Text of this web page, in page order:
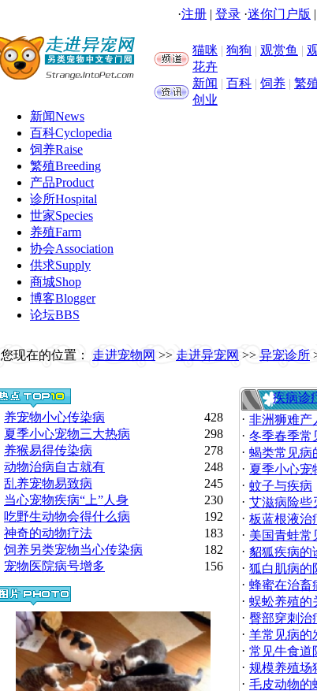
·注册 | 登录 ·迷你门户版 |
猫咪 | 狗狗 | 观赏鱼 |
花卉
新闻 | 百科 | 饲养 | 繁
创业
新闻News
百科Cyclopedia
饲养Raise
繁殖Breeding
产品Product
诊所Hospital
世家Species
养殖Farm
协会Association
供求Supply
商城Shop
博客Blogger
论坛BBS
您现在的位置： 走进宠物网 >> 走进异宠网 >> 异宠诊所
养宠物小心传染病
428
夏季小心宠物三大热病
298
养猴易得传染病
278
动物治病自古就有
248
乱养宠物易致病
245
当心宠物疾病“上”人身
230
吃野生动物会得什么病
192
神奇的动物疗法
183
饲养另类宠物当心传染病
182
宠物医院病号增多 156
疾病诊
· 非洲狮难产
· 冬季春季常
· 蝎类常见病
· 夏季小心宠
· 蚊子与疾病
· 艾滋病险些
· 板蓝根液治
· 美国青蛙常
· 貂狐疾病的
· 狐白肌病的
· 蜂蜜在治畜
· 蜈蚣养殖
· 臀部穿刺治
· 羊常见病
· 常见牛食道
· 规模养殖场
· 毛皮动物的